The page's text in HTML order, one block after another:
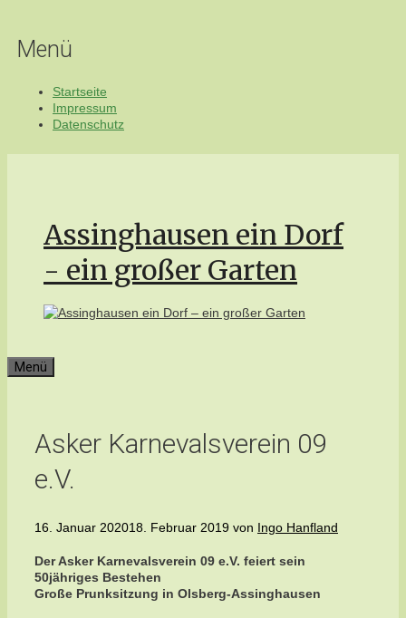
springen
Menü
Startseite
Impressum
Datenschutz
Assinghausen ein Dorf
- ein großer Garten
Menü
Asker Karnevalsverein 09
e.V.
16. Januar 202018. Februar 2019 von Ingo Hanfland
Der Asker Karnevalsverein 09 e.V. feiert sein
50jähriges Bestehen
Große Prunksitzung in Olsberg-Assinghausen